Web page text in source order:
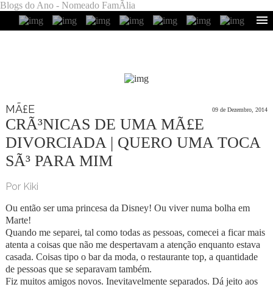
Blogs do Ano - Nomeado FamÃ­lia
MÃ£E 09 de Dezembro, 2014
CRÃ³NICAS DE UMA MÃ£E
DIVORCIADA | QUERO UMA TOCA
SÃ³ PARA MIM
Por Kiki
Ou então ser uma princesa da Disney! Ou viver numa bolha em
Marte!
Quando me separei, tal como todas as pessoas, comecei a ficar mais
atenta a coisas que não me despertavam a atenção enquanto estava
casada. Coisas tipo o bar da moda, o restaurante top, a quantidade
de pessoas que se separavam também.
Fiz muitos amigos novos. Inevitavelmente separados. Dá jeito aos